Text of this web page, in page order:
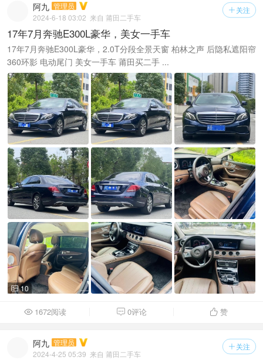
 关注
阿九 管理员
2024-6-18 03:02 来自 莆田二手车
17年7月奔驰E300L豪华，美女一手车
17年7月奔驰E300L豪华，2.0T分段全景天窗 柏林之声 后隐私遮阳帘
360环影 电动尾门 美女一手车 莆田买二手 ...
 10
 1672阅读  0评论  赞
 关注
阿九 管理员
2024-4-25 05:39 来自 莆田二手车